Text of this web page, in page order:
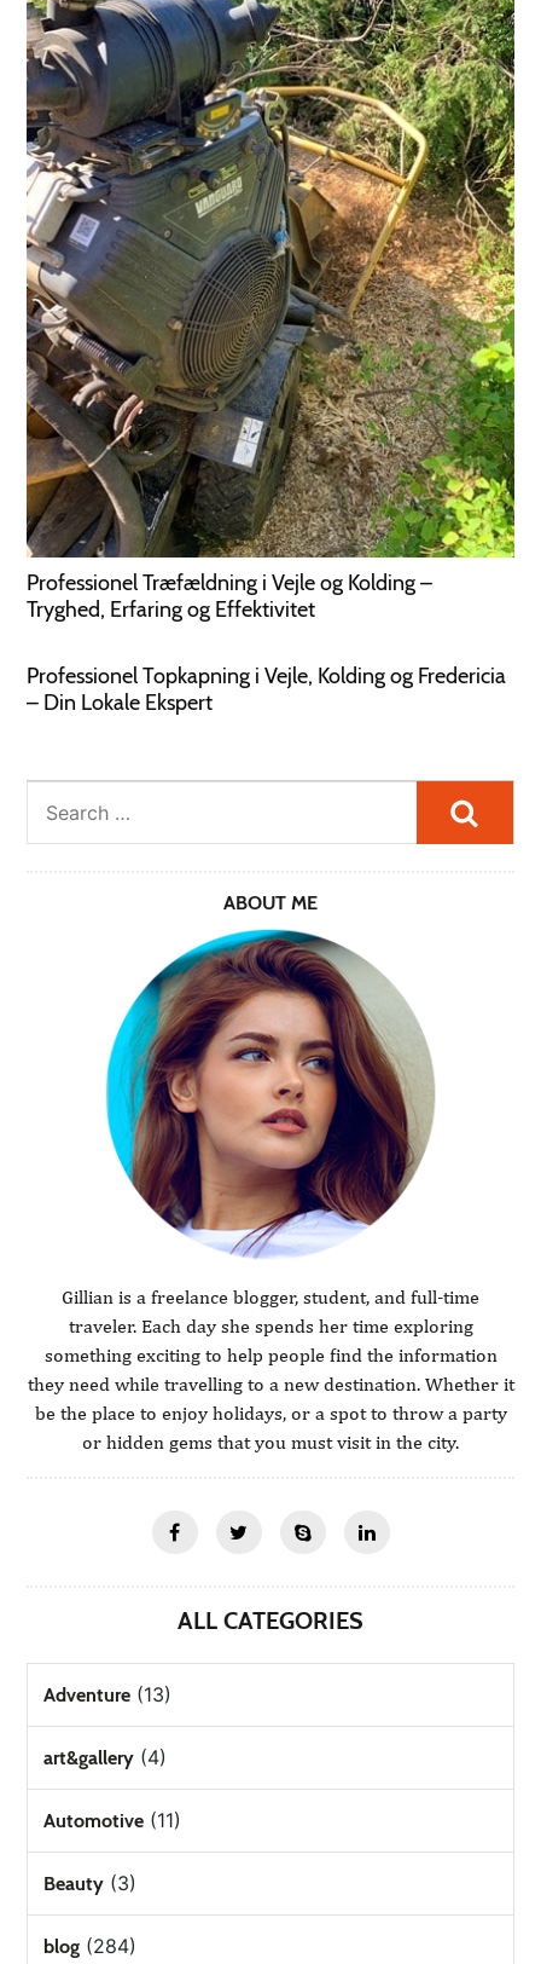
Professionel Træfældning i Vejle og Kolding –
Tryghed, Erfaring og Effektivitet
Professionel Topkapning i Vejle, Kolding og Fredericia
– Din Lokale Ekspert
ABOUT ME
Gillian is a freelance blogger, student, and full-time
traveler. Each day she spends her time exploring
something exciting to help people find the information
they need while travelling to a new destination. Whether it
be the place to enjoy holidays, or a spot to throw a party
or hidden gems that you must visit in the city.
ALL CATEGORIES
Adventure (13)
art&gallery (4)
Automotive (11)
Beauty (3)
blog (284)